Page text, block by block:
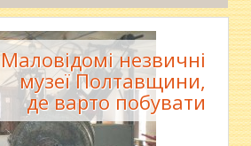
Маловідомі незвичні
музеї Полтавщини,
де варто побувати